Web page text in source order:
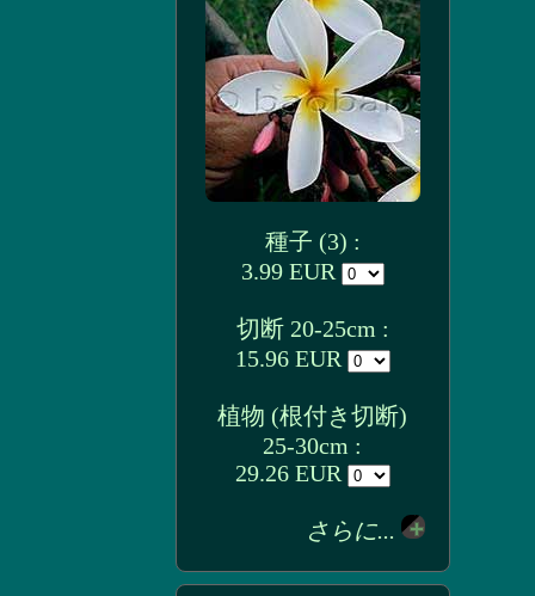
種子 (3) :
3.99 EUR
切断 20-25cm :
15.96 EUR
植物 (根付き切断)
25-30cm :
29.26 EUR
さらに...